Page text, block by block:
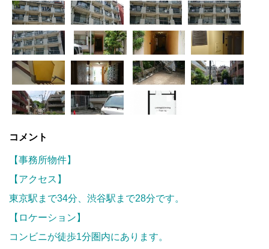
コメント
【事務所物件】
【アクセス】
東京駅まで34分、渋谷駅まで28分です。
【ロケーション】
コンビニが徒歩1分圏内にあります。